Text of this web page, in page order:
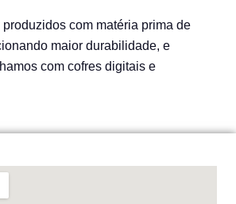
com matéria prima de
maior durabilidade, e
com cofres digitais e